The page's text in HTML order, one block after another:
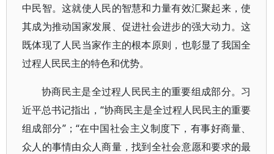
中民智。这就使人民的智慧和力量有效汇聚起来，使
其成为推动国家发展、促进社会进步的强大动力。这
既体现了人民当家作主的根本原则，也彰显了我国全
过程人民民主的特色和优势。
协商民主是全过程人民民主的重要组成部分。习
近平总书记指出，“协商民主是全过程人民民主的重要
组成部分”；“在中国社会主义制度下，有事好商量、
众人的事情由众人商量，找到全社会意愿和要求的最